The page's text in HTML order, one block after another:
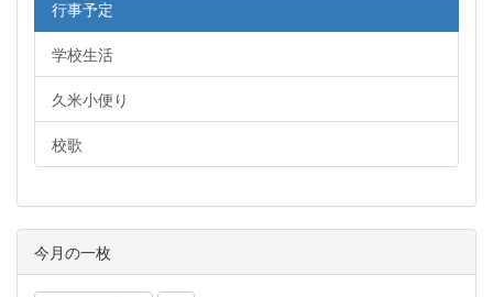
行事予定
学校生活
久米小便り
校歌
今月の一枚